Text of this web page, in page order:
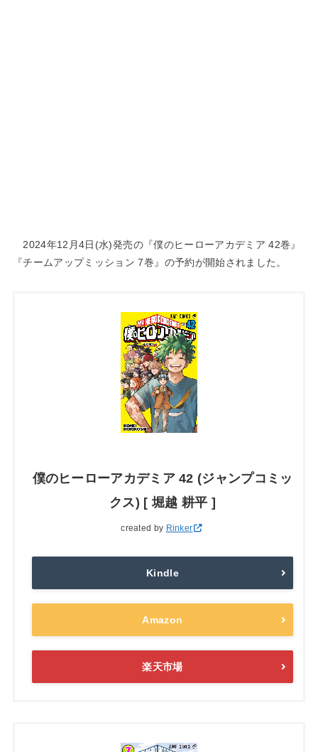
2024年12月4日(水)発売の『僕のヒーローアカデミア 42巻』
『チームアップミッション 7巻』の予約が開始されました。
僕のヒーローアカデミア 42 (ジャンプコミッ
クス) [ 堀越 耕平 ]
created by Rinker
Kindle
Amazon
楽天市場